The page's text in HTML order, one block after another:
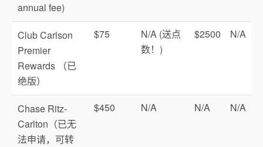
annual fee)
Club Carlson
Premier
Rewards （已
绝版）
$75
N/A (送点
数！)
$2500 N/A
Chase Ritz-
Carlton（已无
法申请，可转
$450 N/A N/A N/A